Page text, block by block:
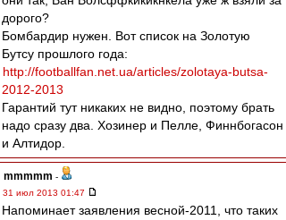
дорого?
Бомбардир нужен. Вот список на Золотую
Бутсу прошлого года:
http://footballfan.net.ua/articles/zolotaya-butsa-
2012-2013
Гарантий тут никаких не видно, поэтому брать
надо сразу два. Хозинер и Пелле, Финнбогасон
и Алтидор.
mmmmm -
31 июл 2013 01:47
Напоминает заявления весной-2011, что таких